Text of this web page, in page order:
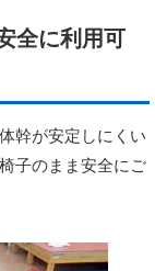
全に利用可
幹が安定しにくい
子のまま安全にご